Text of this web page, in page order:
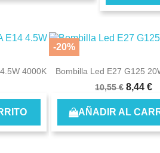
4000K
Bombilla Led E27 G125
10,55 € 8,44 €
AÑADIR AL
-20%
in to save products in your wish list.